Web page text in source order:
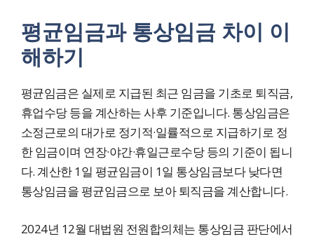
평균임금과 통상임금 차이 이
해하기
평균임금은 실제로 지급된 최근 임금을 기초로 퇴직금,
휴업수당 등을 계산하는 사후 기준입니다. 통상임금은
소정근로의 대가로 정기적·일률적으로 지급하기로 정
한 임금이며 연장·야간·휴일근로수당 등의 기준이 됩니
다. 계산한 1일 평균임금이 1일 통상임금보다 낮다면
통상임금을 평균임금으로 보아 퇴직금을 계산합니다.
2024년 12월 대법원 전원합의체는 통상임금 판단에서